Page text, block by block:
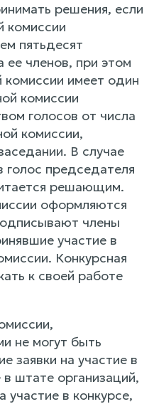
решения, если
комиссии
пятьдесят
членов, при этом
имеет один
комиссии
голосов от числа
комиссии,
В случае
голос председателя
решающим.
оформляются
члены
участие в
Конкурсная
к своей работе
не могут быть
заявки на участие в
штате организаций,
участие в конкурсе,